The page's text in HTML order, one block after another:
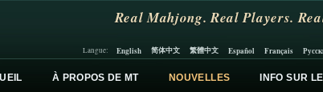
Real Mahjong. Real Players.
Langue: English 简体中文 繁體中文 Español Français
À PROPOS DE MT NOUVELLES INFO SUR